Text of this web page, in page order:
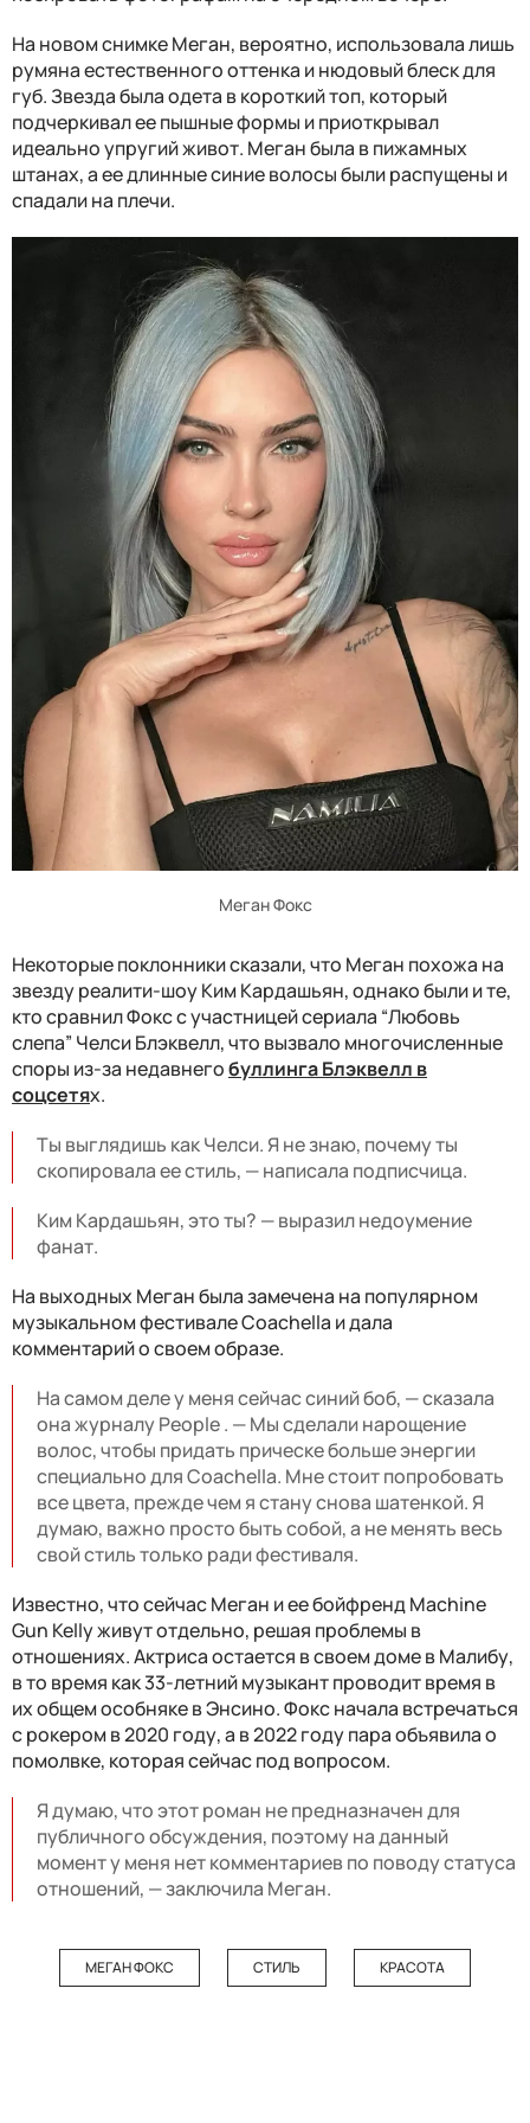
На новом снимке Меган, вероятно, использовала лишь
румяна естественного оттенка и нюдовый блеск для
губ. Звезда была одета в короткий топ, который
подчеркивал ее пышные формы и приоткрывал
идеально упругий живот. Меган была в пижамных
штанах, а ее длинные синие волосы были распущены и
спадали на плечи.
Меган Фокс
Некоторые поклонники сказали, что Меган похожа на
звезду реалити-шоу Ким Кардашьян, однако были и те,
кто сравнил Фокс с участницей сериала “Любовь
слепа” Челси Блэквелл, что вызвало многочисленные
споры из-за недавнегобуллинга Блэквелл в
соцсетях.
Ты выглядишь как Челси. Я не знаю, почему ты
скопировала ее стиль, — написала подписчица.
Ким Кардашьян, это ты? — выразил недоумение
фанат.
На выходных Меган была замечена на популярном
музыкальном фестивале Coachella и дала
комментарий о своем образе.
На самом деле у меня сейчас синий боб, — сказала
она журналу People . — Мы сделали нарощение
волос, чтобы придать прическе больше энергии
специально для Coachella. Мне стоит попробовать
все цвета, прежде чем я стану снова шатенкой. Я
думаю, важно просто быть собой, а не менять весь
свой стиль только ради фестиваля.
Известно, что сейчас Меган и ее бойфренд Machine
Gun Kelly живут отдельно, решая проблемы в
отношениях. Актриса остается в своем доме в Малибу,
в то время как 33-летний музыкант проводит время в
их общем особняке в Энсино. Фокс начала встречаться
с рокером в 2020 году, а в 2022 году пара объявила о
помолвке, которая сейчас под вопросом.
Я думаю, что этот роман не предназначен для
публичного обсуждения, поэтому на данный
момент у меня нет комментариев по поводу статуса
отношений, — заключила Меган.
МЕГАН ФОКС СТИЛЬ КРАСОТА